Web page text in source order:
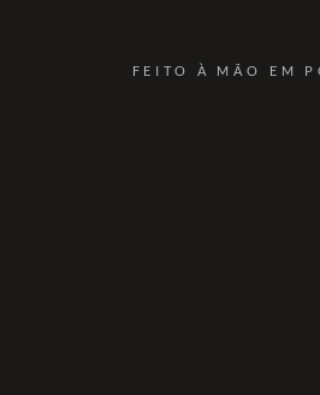
FEITO À MÃO EM